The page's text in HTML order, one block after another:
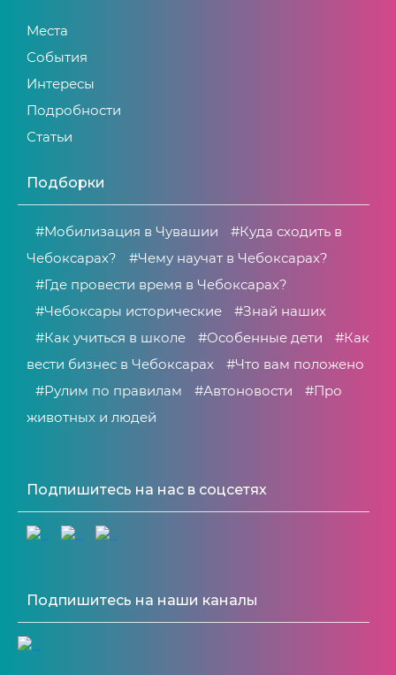
Места
События
Интересы
Подробности
Статьи
Подборки
#Мобилизация в Чувашии
#Куда сходить в
Чебоксарах?
#Чему научат в Чебоксарах?
#Где провести время в Чебоксарах?
#Чебоксары исторические
#Знай наших
#Как учиться в школе
#Особенные дети
#Как
вести бизнес в Чебоксарах
#Что вам положено
#Рулим по правилам
#Автоновости
#Про
животных и людей
Подпишитесь на нас в соцсетях
Подпишитесь на наши каналы